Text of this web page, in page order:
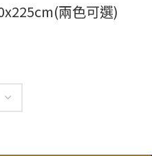
兩色可選)